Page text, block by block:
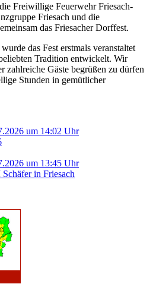
Freiwillige Feuerwehr Friesach-
Friesach und die
das Friesacher Dorffest.
das Fest erstmals veranstaltet
Tradition entwickelt. Wir
zahlreiche Gäste begrüßen zu dürfen
Stunden in gemütlicher
um 14:02 Uhr
um 13:45 Uhr
in Friesach